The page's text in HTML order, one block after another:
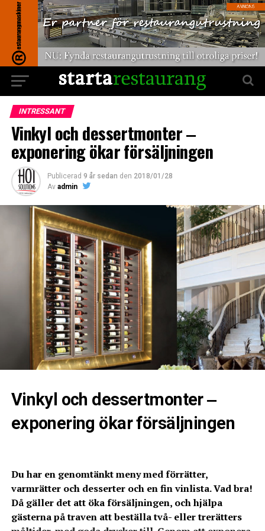
INTRESSANT
Vinkyl och dessertmonter ‒
exponering ökar försäljningen
Publicerad 9 år sedan den 2018/01/28
Av admin
Vinkyl och dessertmonter ‒
exponering ökar försäljningen
Du har en genomtänkt meny med förrätter,
varmrätter och desserter och en fin vinlista. Vad bra!
Då gäller det att öka försäljningen, och hjälpa
gästerna på traven att beställa två- eller trerätters